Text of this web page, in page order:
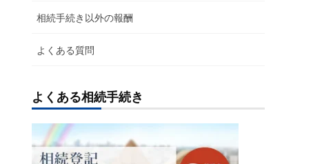
相続手続き以外の報酬
よくある質問
よくある相続手続き